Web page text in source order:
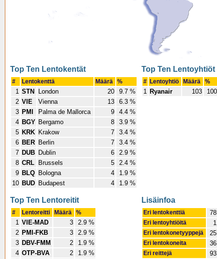
Top Ten Lentokentät
# Lentokenttä Määrä %
1 STN London 20
9.7 %
2 VIE Vienna 13
6.3 %
3 PMI Palma de Mallorca 9
4.4 %
4 BGY Bergamo 8
3.9 %
5 KRK Krakow 7
3.4 %
6 BER Berlin 7
3.4 %
7 DUB Dublin 6
2.9 %
8 CRL Brussels 5
2.4 %
9 BLQ Bologna 4
1.9 %
10 BUD Budapest 4 1.9 %
Top Ten Lentoyhtiöt
# Lentoyhtiö Määrä %
1 Ryanair 103
Top Ten Lentoreitit
# Lentoreitti Määrä %
1 VIE-MAD 3
2.9 %
2 PMI-FKB 3
2.9 %
3 DBV-FMM 2
1.9 %
4 OTP-BVA 2
1.9 %
Lisäinfoa
Eri lentokenttiä 78
Eri lentoyhtiöitä 1
Eri lentokonetyyppejä 25
Eri lentokoneita 36
Eri reittejä 93